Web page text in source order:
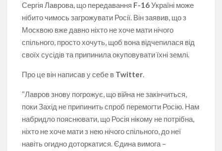
Сергія Лаврова, що передавання F-16Україні може
нібито чимось загрожувати Росії. Він заявив, що з
Москвою вже давно ніхто не хоче мати нічого
спільного, просто хочуть, щоб вона відчепилася від
своїх сусідів та припинила окуповувати їхні землі.
Про це він написав у себе в Twitter.
“Лавров знову погрожує, що війна не закінчиться,
поки Захід не припинить спроб перемогти Росію. Нам
набридло пояснювати, що Росія нікому не потрібна,
ніхто не хоче мати з нею нічого спільного, до неї
навіть огидно доторкатися. Єдина вимога –